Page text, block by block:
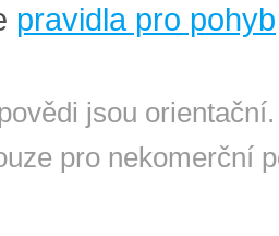
pravidla pro pohyb
jsou
pro nekomerční